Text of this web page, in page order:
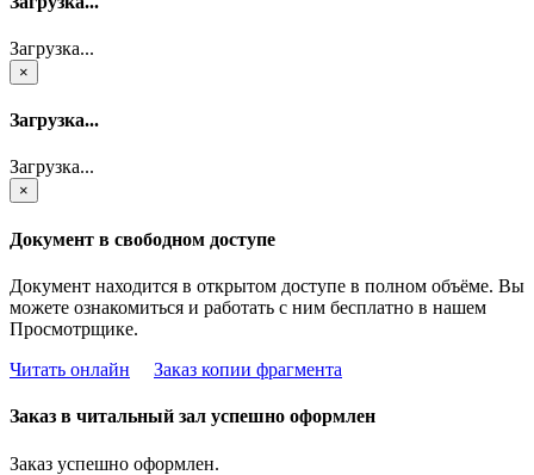
Загрузка...
×
Загрузка...
Загрузка...
×
Документ в свободном доступе
Документ находится в открытом доступе в полном объёме. Вы
можете ознакомиться и работать с ним бесплатно в нашем
Просмотрщике.
Читать онлайн
Заказ копии фрагмента
Заказ в читальный зал успешно оформлен
Заказ успешно оформлен.